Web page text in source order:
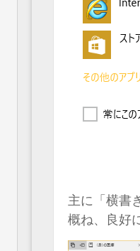
主に「横書
概ね、良好